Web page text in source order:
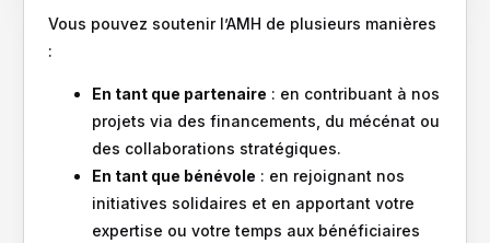
Vous pouvez soutenir l’AMH de plusieurs manières
:
En tant que partenaire : en contribuant à nos
projets via des financements, du mécénat ou
des collaborations stratégiques.
En tant que bénévole : en rejoignant nos
initiatives solidaires et en apportant votre
expertise ou votre temps aux bénéficiaires